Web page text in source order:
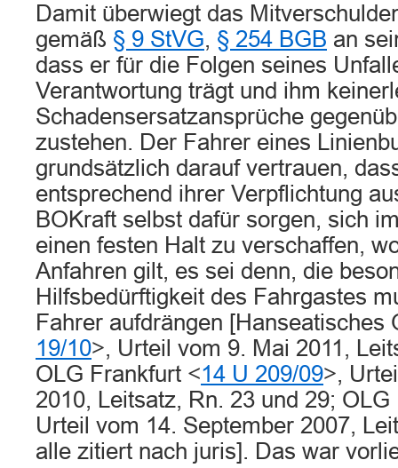
Damit überwiegt das
gemäß § 9 StVG, § 254 BGB an
dass er für die Folgen seines
Verantwortung trägt und ihm
Schadensersatzansprüche
zustehen. Der Fahrer eines
grundsätzlich darauf vertrauen,
entsprechend ihrer Verpflichtung
BOKraft selbst dafür sorgen, sich
einen festen Halt zu verschaffen,
Anfahren gilt, es sei denn, die
Hilfsbedürftigkeit des Fahrgastes
Fahrer aufdrängen [Hanseatisches
19/10>, Urteil vom 9. Mai 2011,
OLG Frankfurt <14 U 209/09>,
2010, Leitsatz, Rn. 23 und 29;
Urteil vom 14. September 2007,
alle zitiert nach juris]. Das war